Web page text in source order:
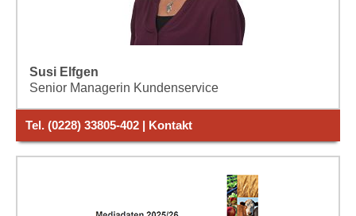
Susi Elfgen
Senior Managerin Kundenservice
Tel. (0228) 33805-402 | Kontakt